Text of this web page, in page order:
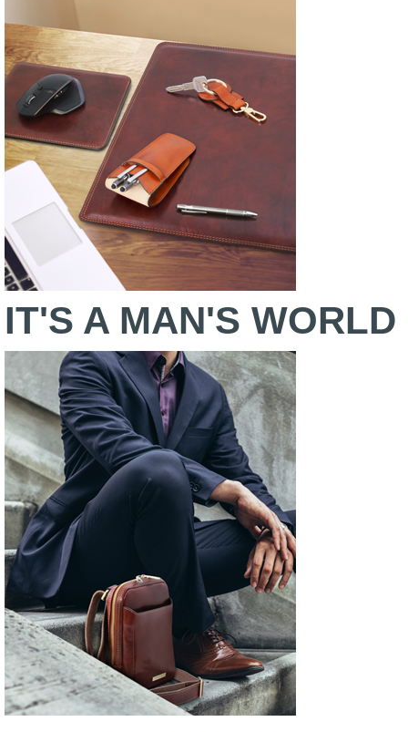
IT'S A MAN'S WORLD